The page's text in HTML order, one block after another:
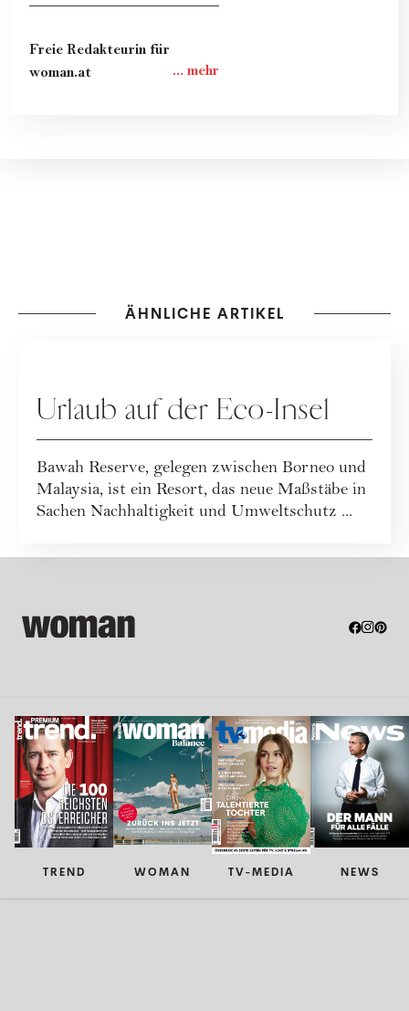
Freie Redakteurin für
woman.at
ÄHNLICHE ARTIKEL
Urlaub auf der Eco-Insel
Bawah Reserve, gelegen zwischen Borneo und
Malaysia, ist ein Resort, das neue Maßstäbe in
Sachen Nachhaltigkeit und Umweltschutz ...
TREND WOMAN TV-MEDIA NEWS